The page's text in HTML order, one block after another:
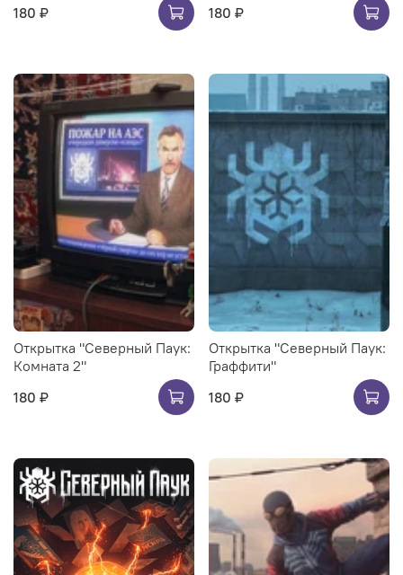
180 ₽
180 ₽
Открытка "Северный Паук:
Комната 2"
180 ₽
Открытка "Северный Паук:
Граффити"
180 ₽